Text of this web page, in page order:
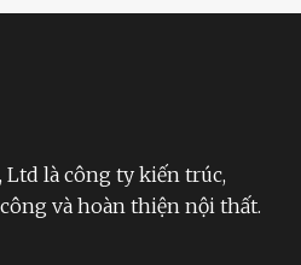
Ltd là công ty kiến trúc,
và hoàn thiện nội thất.